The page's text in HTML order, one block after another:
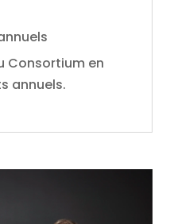
Consortium en
annuels.